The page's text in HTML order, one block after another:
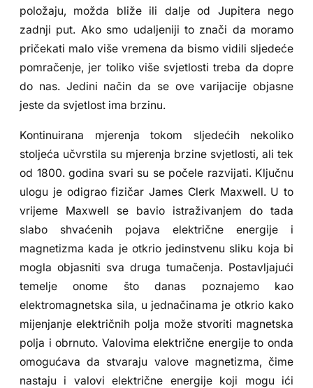
položaju, možda bliže ili dalje od Jupitera nego
zadnji put. Ako smo udaljeniji to znači da moramo
pričekati malo više vremena da bismo vidili sljedeće
pomračenje, jer toliko više svjetlosti treba da dopre
do nas. Jedini način da se ove varijacije objasne
jeste da svjetlost ima brzinu.
Kontinuirana mjerenja tokom sljedećih nekoliko
stoljeća učvrstila su mjerenja brzine svjetlosti, ali tek
od 1800. godina svari su se počele razvijati. Ključnu
ulogu je odigrao fizičar James Clerk Maxwell. U to
vrijeme Maxwell se bavio istraživanjem do tada
slabo shvaćenih pojava električne energije i
magnetizma kada je otkrio jedinstvenu sliku koja bi
mogla objasniti sva druga tumačenja. Postavljajući
temelje onome što danas poznajemo kao
elektromagnetska sila, u jednačinama je otkrio kako
mijenjanje električnih polja može stvoriti magnetska
polja i obrnuto. Valovima električne energije to onda
omogućava da stvaraju valove magnetizma, čime
nastaju i valovi električne energije koji mogu ići